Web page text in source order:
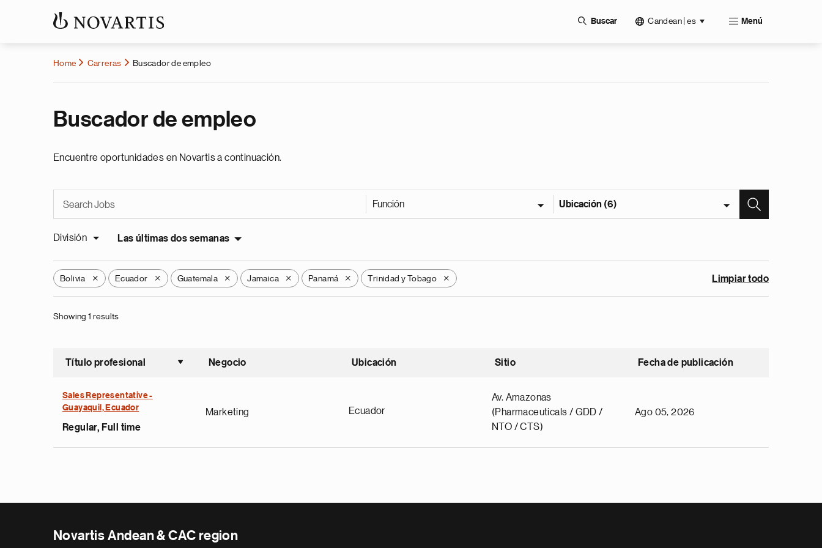
Buscar Candean | es Menú
Home Carreras Buscador de empleo
Buscador de empleo
Encuentre oportunidades en Novartis a continuación.
Función Ubicación (6)
División Las últimas dos semanas
Bolivia X Ecuador X Guatemala X Jamaica X Panamá X Trinidad y Tobago X Limpiar todo
Showing 1 results
Título profesional
Ordenar ascendente
Negocio Ubicación Sitio Fecha de publicación
Sales Representative -
Guayaquil, Ecuador
Regular, Full time
Marketing Ecuador
Av. Amazonas
(Pharmaceuticals / GDD /
NTO / CTS)
Ago 05, 2026
Novartis Andean & CAC region